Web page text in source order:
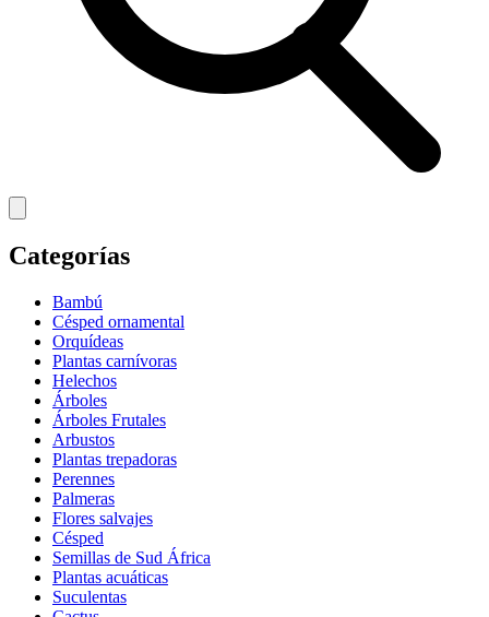
Categorías
Bambú
Césped ornamental
Orquídeas
Plantas carnívoras
Helechos
Árboles
Árboles Frutales
Arbustos
Plantas trepadoras
Perennes
Palmeras
Flores salvajes
Césped
Semillas de Sud África
Plantas acuáticas
Suculentas